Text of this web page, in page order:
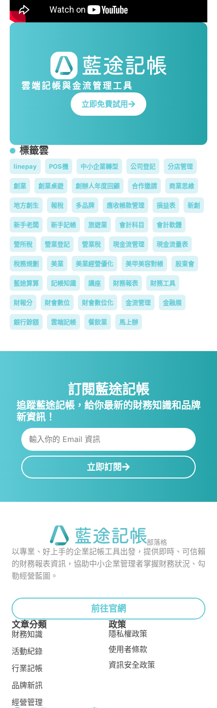
雲端記帳與金流管理工具
立即免費試用
標籤雲
linepay POS機 中小企業轉型 公司登記 分店管理
創業 創業桌遊 創辦人年度回顧 合作邀請 商業思維
地方創生 報稅 多品牌 應收帳款管理 損益表 新創
新手老闆 新手記帳 旅遊業 會計科目 會計軟體
營所稅 營業登記 營業稅 現金流管理 現金流量表
稅務規劃 美業 美業經營優化 美甲美容對帳 股東會
藍途算算 記帳知識 講座 財務報表 財務工具
財報分 財會數位 財會數位化 金流管理 金融展
銀行餘額 雲端記帳 餐飲業 馬上辦
訂閱藍途記帳
追蹤藍途記帳，給你最新的財務知識和品牌
新資訊！
立即訂閱
部落格
以專業、好上手的企業記帳工具出發，提供即時、可信賴
的財務報表資訊，協助中小企業管理者掌握財務狀況、勾
勒經營藍圖。
前往官網
文章分類
財務知識
活動紀錄
行業記帳
品牌新訊
經營管理
政策
隱私權政策
使用者條款
資訊安全政策